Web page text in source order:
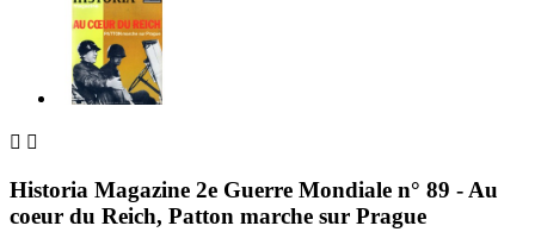
 
Historia Magazine 2e Guerre Mondiale n° 89 - Au
coeur du Reich, Patton marche sur Prague